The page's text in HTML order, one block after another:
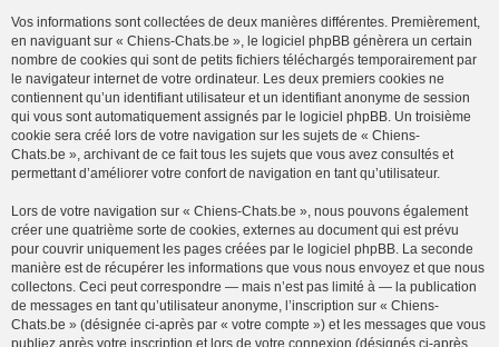
Vos informations sont collectées de deux manières différentes. Premièrement,
en naviguant sur « Chiens-Chats.be », le logiciel phpBB génèrera un certain
nombre de cookies qui sont de petits fichiers téléchargés temporairement par
le navigateur internet de votre ordinateur. Les deux premiers cookies ne
contiennent qu’un identifiant utilisateur et un identifiant anonyme de session
qui vous sont automatiquement assignés par le logiciel phpBB. Un troisième
cookie sera créé lors de votre navigation sur les sujets de « Chiens-
Chats.be », archivant de ce fait tous les sujets que vous avez consultés et
permettant d’améliorer votre confort de navigation en tant qu’utilisateur.
Lors de votre navigation sur « Chiens-Chats.be », nous pouvons également
créer une quatrième sorte de cookies, externes au document qui est prévu
pour couvrir uniquement les pages créées par le logiciel phpBB. La seconde
manière est de récupérer les informations que vous nous envoyez et que nous
collectons. Ceci peut correspondre — mais n’est pas limité à — la publication
de messages en tant qu’utilisateur anonyme, l’inscription sur « Chiens-
Chats.be » (désignée ci-après par « votre compte ») et les messages que vous
publiez après votre inscription et lors de votre connexion (désignés ci-après